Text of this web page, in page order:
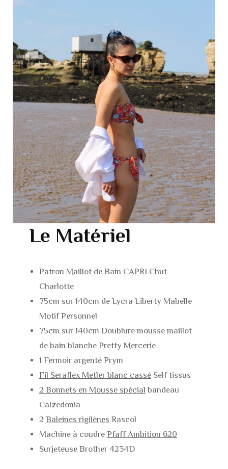
Le Matériel
Patron Maillot de Bain CAPRIChut
Charlotte
75cm sur 140cm de Lycra Liberty Mabelle
Motif Personnel
75cm sur 140cm Doublure mousse maillot
de bain blanche Pretty Mercerie
1 Fermoir argenté Prym
Fil Seraflex Metler blanc casséSelf tissus
2 Bonnets en Mousse spécial bandeau
Calzedonia
2 Baleines rigilènes Rascol
Machine à coudre Pfaff Ambition 620
Surjeteuse Brother 4234D